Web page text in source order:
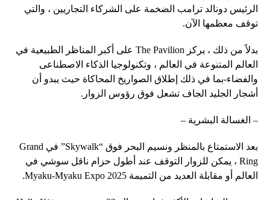
الرئيس دونالد ترامب الضخمة على الشركاء التجاريين ، والتي
توقف معظمها الآن.
بدلاً من ذلك ، يركز The Pavilion على أكبر المناظر الطبيعية في
العالم المتنوعة في العالم ، وتكنولوجيا الذكاء الاصطناعى
والفضاء-بما في ذلك إطلاق الصواريخ المحاكاة حيث يبدو أن
أشجار الجليد الجاف تشعل فوق رؤوس الزوار.
– الغسالة البشرية –
بعد الاستمتاع بالمنظر ونسيم البحر فوق “Skywalk” في Grand
Ring ، يمكن للزوار التوقف عند أطول حزام ناقل سوشي في
العالم أو مقابلة العديد من التميمة Myaku-Myaku Expo 2025.